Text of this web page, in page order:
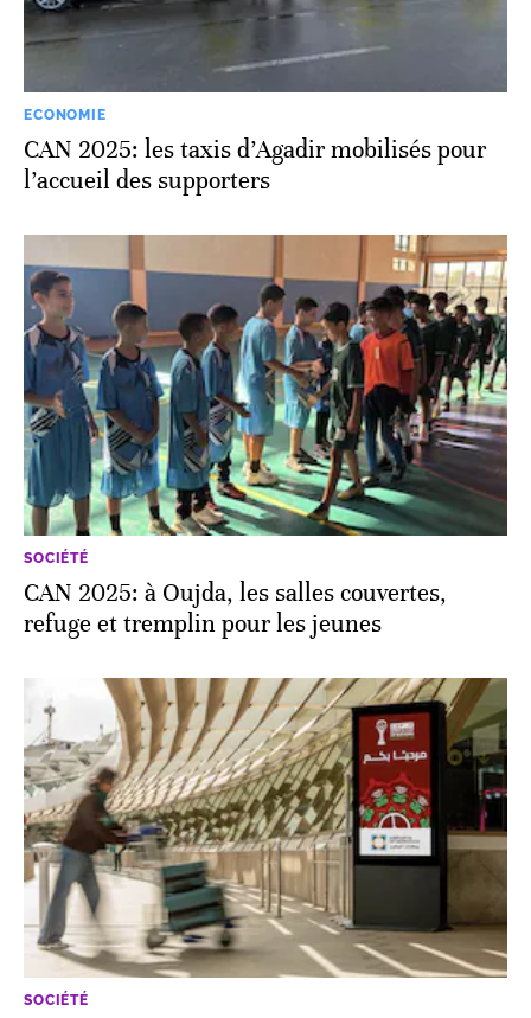
ECONOMIE
CAN 2025: les taxis d’Agadir mobilisés pour
l’accueil des supporters
SOCIÉTÉ
CAN 2025: à Oujda, les salles couvertes,
refuge et tremplin pour les jeunes
SOCIÉTÉ